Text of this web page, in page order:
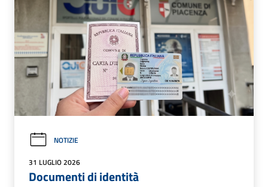
NOTIZIE
31 LUGLIO 2026
Documenti di identità